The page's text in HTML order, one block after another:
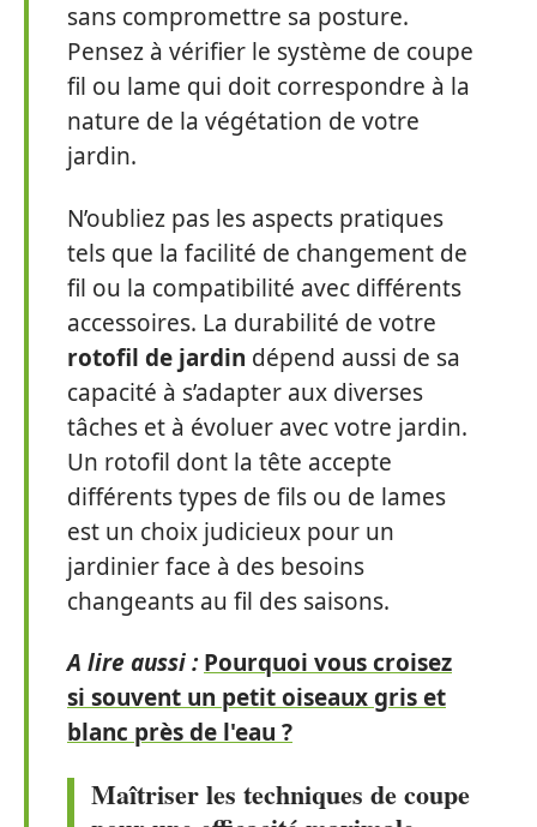
sans compromettre sa posture.
Pensez à vérifier le système de coupe
fil ou lame qui doit correspondre à la
nature de la végétation de votre
jardin.
N’oubliez pas les aspects pratiques
tels que la facilité de changement de
fil ou la compatibilité avec différents
accessoires. La durabilité de votre
rotofil de jardin dépend aussi de sa
capacité à s’adapter aux diverses
tâches et à évoluer avec votre jardin.
Un rotofil dont la tête accepte
différents types de fils ou de lames
est un choix judicieux pour un
jardinier face à des besoins
changeants au fil des saisons.
A lire aussi : Pourquoi vous croisez
si souvent un petit oiseaux gris et
blanc près de l'eau ?
Maîtriser les techniques de coupe